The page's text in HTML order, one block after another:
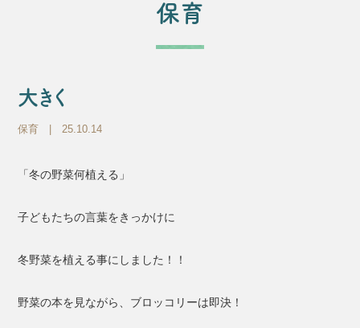
保育
大きく
保育 | 25.10.14
「冬の野菜何植える」
子どもたちの言葉をきっかけに
冬野菜を植える事にしました！！
野菜の本を見ながら、ブロッコリーは即決！